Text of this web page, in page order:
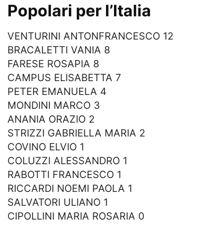
Popolari per l’Italia
VENTURINI ANTONFRANCESCO 12
BRACALETTI VANIA 8
FARESE ROSAPIA 8
CAMPUS ELISABETTA 7
PETER EMANUELA 4
MONDINI MARCO 3
ANANIA ORAZIO 2
STRIZZI GABRIELLA MARIA 2
COVINO ELVIO 1
COLUZZI ALESSANDRO 1
RABOTTI FRANCESCO 1
RICCARDI NOEMI PAOLA 1
SALVATORI ULIANO 1
CIPOLLINI MARIA ROSARIA 0